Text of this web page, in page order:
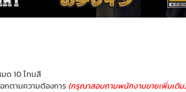
ด 10 โทนสี
กตามความต้องการ (กรุณาสอบถามพนักงานขายเพิ่มเติม)